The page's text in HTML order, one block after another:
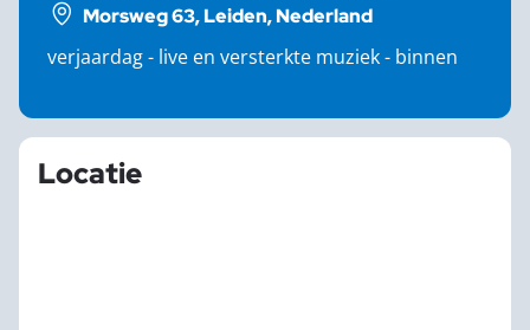
Morsweg 63, Leiden, Nederland
verjaardag - live en versterkte muziek - binnen
Locatie